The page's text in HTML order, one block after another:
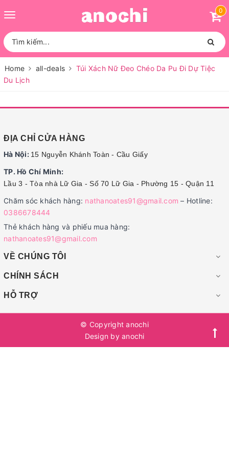
Toggle
0
Home all-deals
Túi Xách Nữ Đeo Chéo Da Pu Đi Dự Tiệc
Du Lịch
ĐỊA CHỈ CỬA HÀNG
Hà Nội: 15 Nguyễn Khánh Toàn - Cầu Giấy
TP. Hồ Chí Minh:
Lầu 3 - Tòa nhà Lữ Gia - Số 70 Lữ Gia - Phường 15 - Quận 11
Chăm sóc khách hàng: nathanoates91@gmail.com– Hotline:
0386678444
Thẻ khách hàng và phiếu mua hàng:
nathanoates91@gmail.com
VỀ CHÚNG TÔI
CHÍNH SÁCH
HỖ TRỢ
© Copyrightanochi
Design by anochi